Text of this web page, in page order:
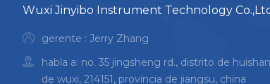
Wuxi Jinyibo Instrument Technology
gerente : Jerry Zhang
habla a: no. 35 jingsheng rd., distrito de
de wuxi, 214151, provincia de jiangsu, china